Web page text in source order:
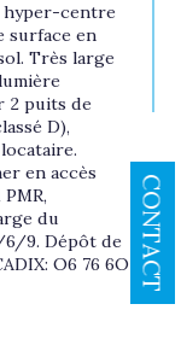
CONTACT
hyper-centre
surface en
Très large
2 puits de
D),
en accès
du
9. Dépôt de
O6 76 6O